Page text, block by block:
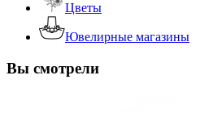
Цветы
Ювелирные магазины
Вы смотрели